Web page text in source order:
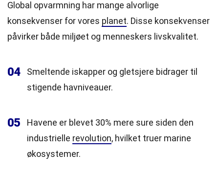
Global opvarmning har mange alvorlige
konsekvenser for vores planet. Disse konsekvenser
påvirker både miljøet og menneskers livskvalitet.
04
Smeltende iskapper og gletsjere bidrager til
stigende havniveauer.
05
Havene er blevet 30% mere sure siden den
industrielle revolution, hvilket truer marine
økosystemer.